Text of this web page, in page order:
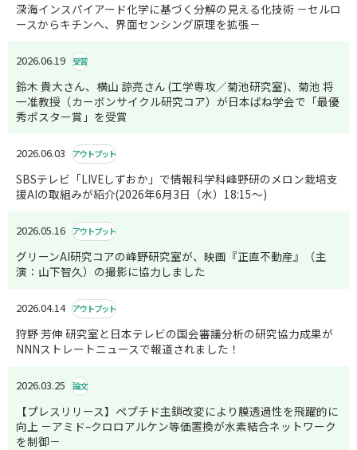
深海インスパイアード化学に基づく分解の見える化技術 －セルロ
ースからキチンへ、界面センシング原理を拡張－
2026.06.19 受賞
鈴木 貴大さん、横山 諒亮さん (工学専攻／菊池研究室)、菊池 将
一准教授（カーボンサイクル研究コア）が日本ばね学会で「最優
秀ポスター賞」を受賞
2026.06.03 アウトプット
SBSテレビ「LIVEしずおか」で情報科学科峰野研のメロン栽培支
援AIの取組みが紹介(2026年6月3日（水）18:15～)
2026.05.16 アウトプット
グリーンAI研究コアの峰野研究室が、映画『正直不動産』（主
演：山下智久）の撮影に協力しました
2026.04.14 アウトプット
狩野 芳伸 研究室と日本テレビの国会審議分析の研究協力成果が
NNNストレートニュースで報道されました！
2026.03.25 論文
【プレスリリース】ペプチド主鎖改変により膜透過性を飛躍的に
向上 －アミド–クロロアルケン等価置換が水素結合ネットワーク
を制御－